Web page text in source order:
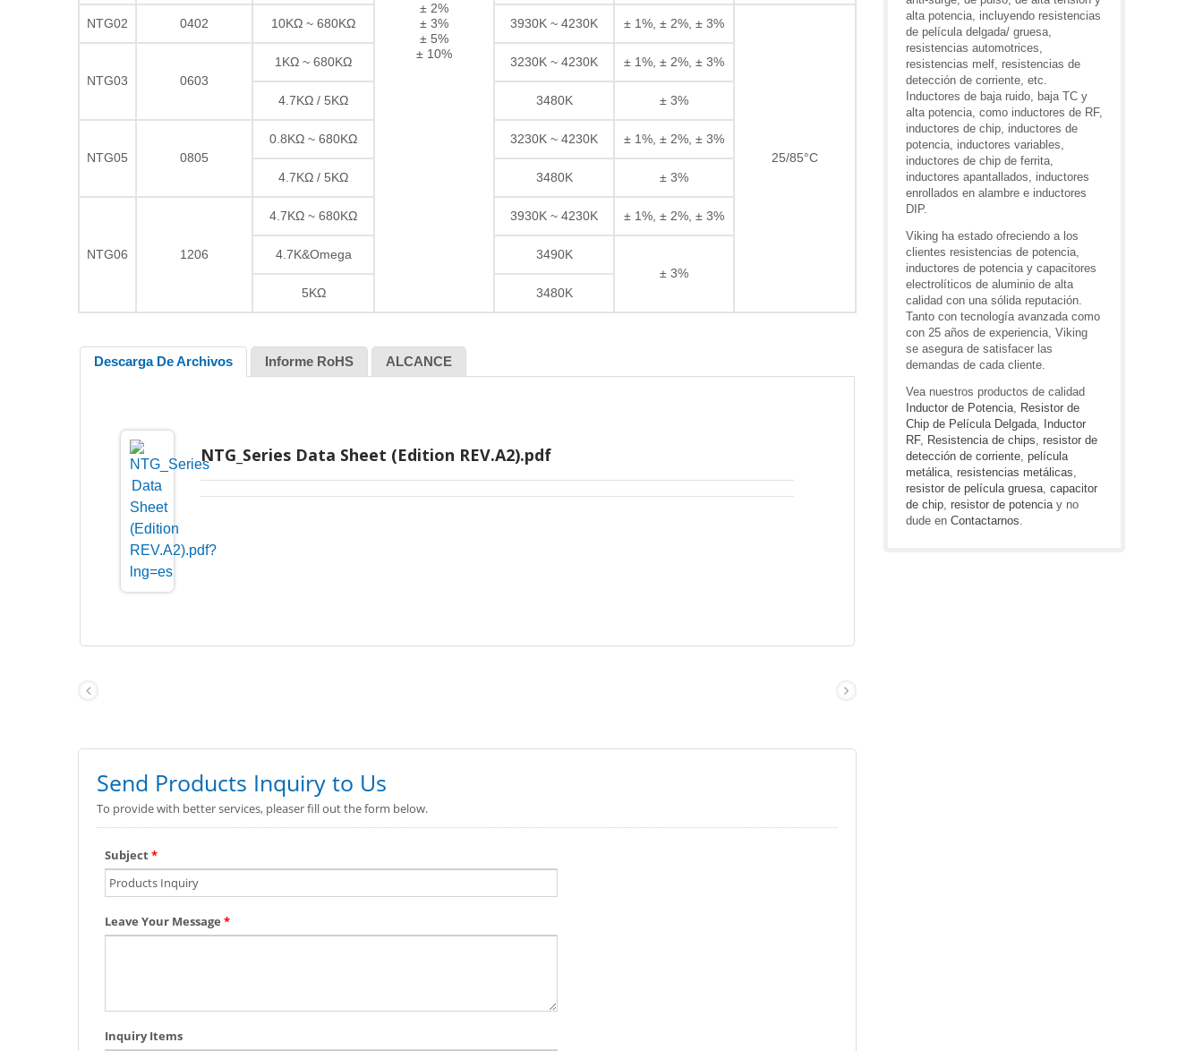
± 2%
± 3%
± 5%
± 10%
NTG02 0402 10KΩ ~ 680KΩ 3930K ~ 4230K ± 1%, ± 2%, ± 3%
25/85°C
NTG03 0603
1KΩ ~ 680KΩ 3230K ~ 4230K ± 1%, ± 2%, ± 3%
4.7KΩ / 5KΩ 3480K ± 3%
NTG05 0805
0.8KΩ ~ 680KΩ 3230K ~ 4230K ± 1%, ± 2%, ± 3%
4.7KΩ / 5KΩ 3480K ± 3%
NTG06 1206
4.7KΩ ~ 680KΩ 3930K ~ 4230K ± 1%, ± 2%, ± 3%
4.7K&Omega
3490K
± 3%
5KΩ
3480K
Descarga De Archivos Informe RoHS ALCANCE
NTG_Series Data Sheet (Edition REV.A2).pdf
alta potencia, incluyendo resistencias
de película delgada/ gruesa,
resistencias automotrices,
resistencias melf, resistencias de
detección de corriente, etc.
Inductores de baja ruido, baja TC y
alta potencia, como inductores de RF,
inductores de chip, inductores de
potencia, inductores variables,
inductores de chip de ferrita,
inductores apantallados, inductores
enrollados en alambre e inductores
DIP.
Viking ha estado ofreciendo a los
clientes resistencias de potencia,
inductores de potencia y capacitores
electrolíticos de aluminio de alta
calidad con una sólida reputación.
Tanto con tecnología avanzada como
con 25 años de experiencia, Viking
se asegura de satisfacer las
demandas de cada cliente.
Vea nuestros productos de calidad
Inductor de Potencia, Resistor de
Chip de Película Delgada,
Inductor
RF, Resistencia de chips, resistor de
detección de corriente, película
metálica, resistencias metálicas,
resistor de película gruesa, capacitor
de chip, resistor de potenciay no
dude en Contactarnos.